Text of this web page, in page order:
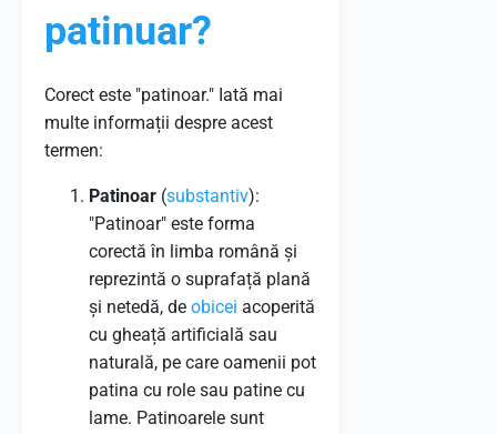
patinuar?
Corect este "patinoar." Iată mai
multe informații despre acest
termen:
Patinoar (substantiv):
"Patinoar" este forma
corectă în limba română și
reprezintă o suprafață plană
și netedă, de obicei acoperită
cu gheață artificială sau
naturală, pe care oamenii pot
patina cu role sau patine cu
lame. Patinoarele sunt